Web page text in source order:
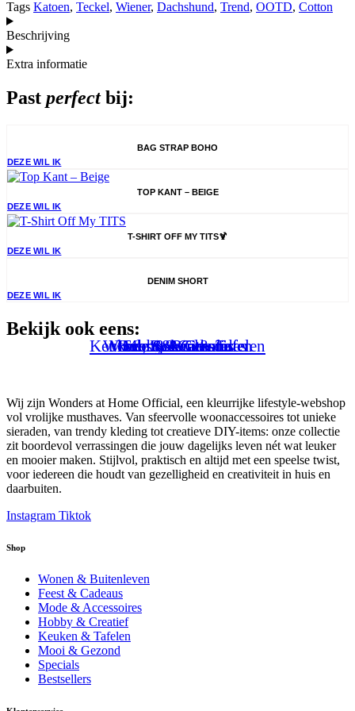
Tags Katoen, Teckel, Wiener, Dachshund, Trend, OOTD, Cotton
Beschrijving
Extra informatie
Past perfectbij:
BAG STRAP BOHO
DEZE WIL IK
TOP KANT – BEIGE
DEZE WIL IK
T-SHIRT OFF MY TITS🍹
DEZE WIL IK
DENIM SHORT
DEZE WIL IK
Bekijk ook eens:
Wonen & Buitenleven
Feest & Cadeaus
Mode & Accessoires
Hobby & Creatief
Keuken, Koken & Tafelen
Mooi & Gezond
Specials
Wij zijn Wonders at Home Official, een kleurrijke lifestyle-webshop
vol vrolijke musthaves. Van sfeervolle woonaccessoires tot unieke
sieraden, van trendy kleding tot creatieve DIY-items: onze collectie
zit boordevol verrassingen die jouw dagelijks leven nét wat leuker
en mooier maken. Stijlvol, praktisch en altijd met een speelse twist,
voor iedereen die houdt van gezelligheid en creativiteit in huis en
daarbuiten.
Instagram Tiktok
Shop
Wonen & Buitenleven
Feest & Cadeaus
Mode & Accessoires
Hobby & Creatief
Keuken & Tafelen
Mooi & Gezond
Specials
Bestsellers